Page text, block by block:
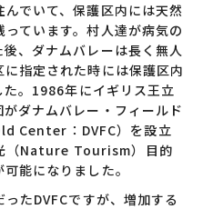
でいて、保護区内には天然
ています。村人達が病気の
、ダナムバレーは長く無人
指定された時には保護区内
。1986年にイギリス王立
ダナムバレー・フィールド
Center：DVFC）を設立
（Nature Tourism）目的
能になりました。
たDVFCですが、増加する